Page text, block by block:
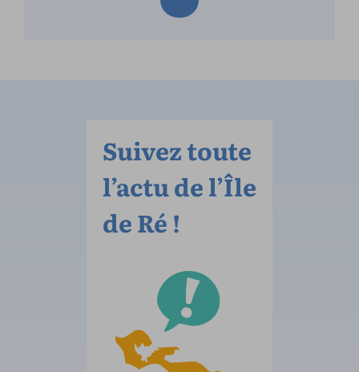
Suivez toute
l’actu de l’Île
de Ré !